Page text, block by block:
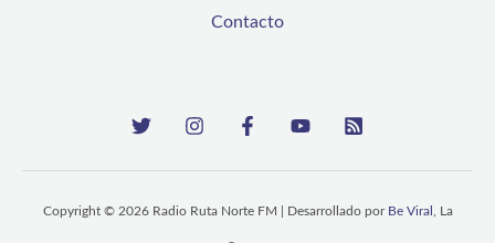
Contacto
Copyright © 2026 Radio Ruta Norte FM | Desarrollado por Be Viral , La